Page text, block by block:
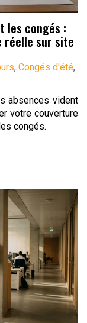
les congés :
réelle sur site
, Congés d'été,
absences vident
votre couverture
congés.